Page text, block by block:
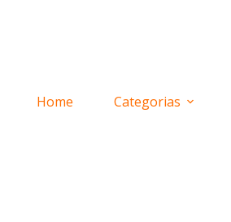
Home Categorias